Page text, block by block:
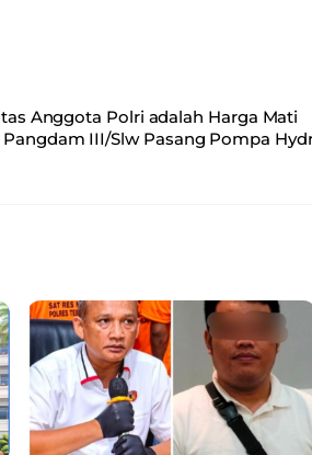
Anggota Polri adalah Harga Mati
Pangdam III/Slw Pasang Pompa